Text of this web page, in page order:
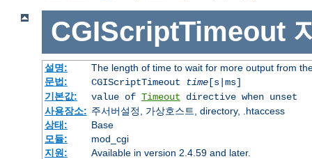
CGIScriptTimeout
설명:
The length of time to wait for more output from
문법:
CGIScriptTimeout time[s|ms]
기본값:
value of Timeout directive when unset
사용장소: 주서버설정, 가상호스트, directory, .htaccess
상태:
Base
모듈:
mod_cgi
지원:
Available in version 2.4.59 and later.